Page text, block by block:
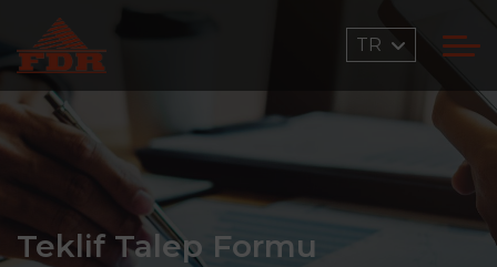
TR
Teklif Talep Formu